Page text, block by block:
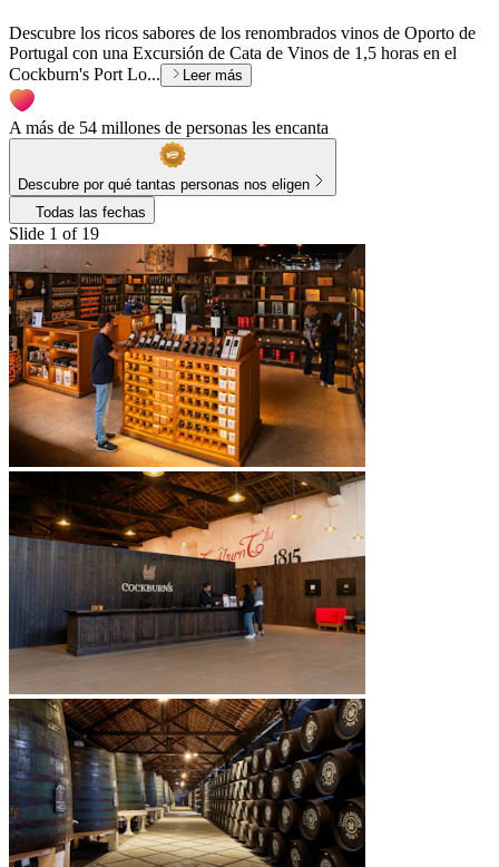
Descubre los ricos sabores de los renombrados vinos de Oporto de
Portugal con una Excursión de Cata de Vinos de 1,5 horas en el
Cockburn's Port Lo...
Leer más
A más de 54 millones de personas les encanta
Descubre por qué tantas personas nos eligen
Todas las fechas
Slide 1 of 19